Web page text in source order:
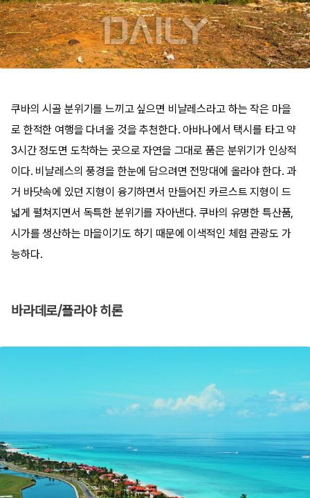
쿠바의 시골 분위기를 느끼고 싶으면 비냘레스라고 하는 작은 마을
로 한적한 여행을 다녀올 것을 추천한다. 아바나에서 택시를 타고 약
3시간 정도면 도착하는 곳으로 자연을 그대로 품은 분위기가 인상적
이다. 비냘레스의 풍경을 한눈에 담으려면 전망대에 올라야 한다. 과
거 바닷속에 있던 지형이 융기하면서 만들어진 카르스트 지형이 드
넓게 펼쳐지면서 독특한 분위기를 자아낸다. 쿠바의 유명한 특산품,
시가를 생산하는 마을이기도 하기 때문에 이색적인 체험 관광도 가
능하다.
바라데로/플라야 히론